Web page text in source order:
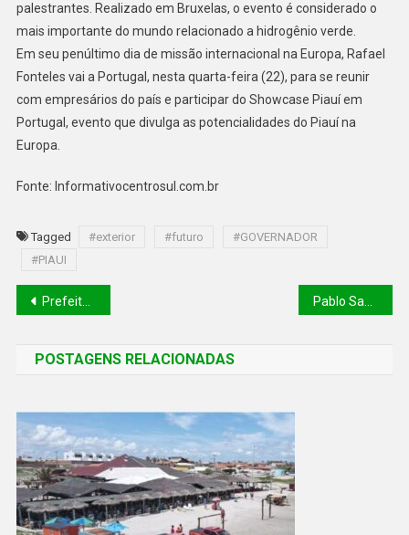
palestrantes. Realizado em Bruxelas, o evento é considerado o
mais importante do mundo relacionado a hidrogênio verde.
Em seu penúltimo dia de missão internacional na Europa, Rafael
Fonteles vai a Portugal, nesta quarta-feira (22), para se reunir
com empresários do país e participar do Showcase Piauí em
Portugal, evento que divulga as potencialidades do Piauí na
Europa.
Fonte: Informativocentrosul.com.br
Tagged #exterior #futuro
#GOVERNADOR
#PIAUI
Prefeito Dr. Pessoa está transformando área de lixão em parque ambiental Pablo Santos aparece com 58,82% em pesquisa eleitoral para Picos
POSTAGENS RELACIONADAS